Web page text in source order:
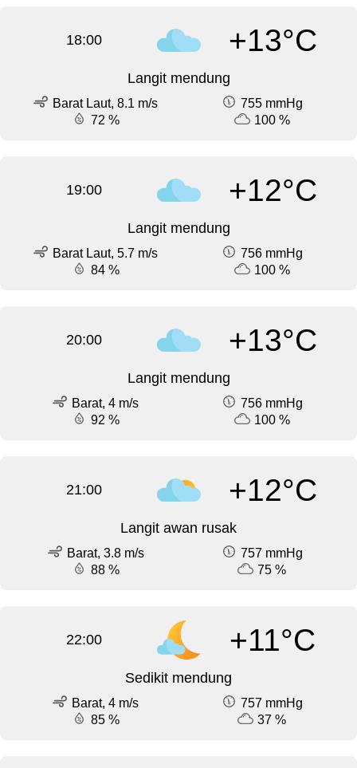
18:00 +13°C
Langit mendung
Barat Laut, 8.1 m/s
755 mmHg
72 %
100 %
19:00 +12°C
Langit mendung
Barat Laut, 5.7 m/s
756 mmHg
84 %
100 %
20:00 +13°C
Langit mendung
Barat, 4 m/s
756 mmHg
92 %
100 %
21:00 +12°C
Langit awan rusak
Barat, 3.8 m/s
757 mmHg
88 %
75 %
22:00 +11°C
Sedikit mendung
Barat, 4 m/s
757 mmHg
85 %
37 %